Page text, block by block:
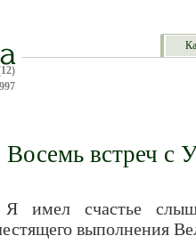
Восемь встреч с
Я имел счастье
выполнения